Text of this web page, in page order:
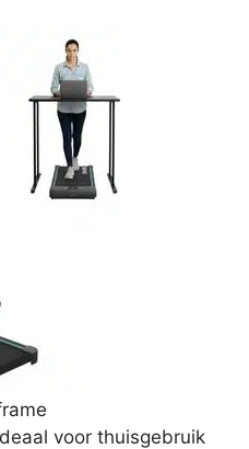
voor thuisgebruik